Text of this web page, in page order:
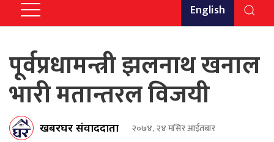
English
पूर्वप्रधामन्त्री झलनाथ खनाल
भारी मतान्तरल विजयी
खबरघर संवाददाता २०७४, २४ मंसिर आईतबार